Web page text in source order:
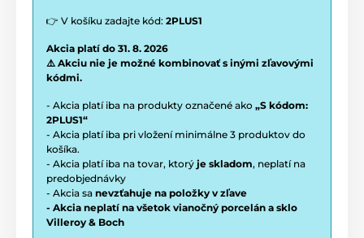
👉 V košíku zadajte kód: 2PLUS1
Akcia platí do 31. 8. 2026
⚠️ Akciu nie je možné kombinovať s inými zľavovými
kódmi.
- Akcia platí iba na produkty označené ako „S kódom:
2PLUS1“
- Akcia platí iba pri vložení minimálne 3 produktov do
košíka.
- Akcia platí iba na tovar, ktorý je skladom, neplatí na
predobjednávky
- Akcia sa nevzťahuje na položky v zľave
- Akcia neplatí na všetok vianočný porcelán a sklo
Villeroy & Boch